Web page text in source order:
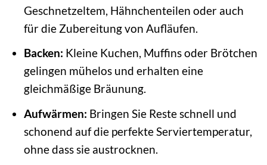
Geschnetzeltem, Hähnchenteilen oder auch
für die Zubereitung von Aufläufen.
Backen: Kleine Kuchen, Muffins oder Brötchen
gelingen mühelos und erhalten eine
gleichmäßige Bräunung.
Aufwärmen: Bringen Sie Reste schnell und
schonend auf die perfekte Serviertemperatur,
ohne dass sie austrocknen.